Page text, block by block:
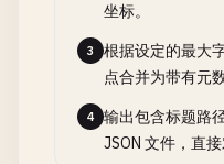
坐标。
3
根据设定的最大
点合并为带有元
4
输出包含标题路
JSON 文件，直